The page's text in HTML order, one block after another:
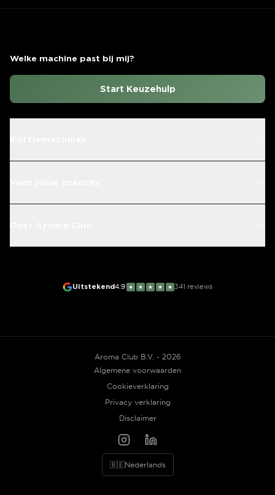
Welke machine past bij mij?
Start Keuzehulp
Uitstekend4.9 ★ ★ ★ ★ ★ 341 reviews
Aroma Club B.V. - 2026
Algemene voorwaarden
Cookieverklaring
Privacy verklaring
Disclaimer
🇧🇪Nederlands